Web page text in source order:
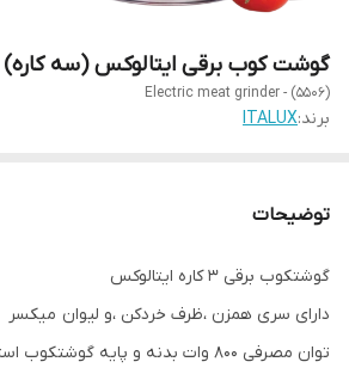
گوشت کوب برقی ایتالوکس (سه کاره) -
Electric meat grinder - (5506)
برند:ITALUX
توضیحات
گوشتکوب برقی 3 کاره ایتالوکس
دارای سری همزن ،ظرف خردکن ،و لیوان میکسر
توان مصرفی 800 وات بدنه و پایه گوشتکوب استیل